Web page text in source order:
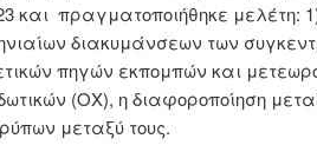
και πραγματοποιήθηκε μελέτη:
διακυμάνσεων των
πηγών εκπομπών και
(ΟΧ), η διαφοροποίηση
μεταξύ τους.